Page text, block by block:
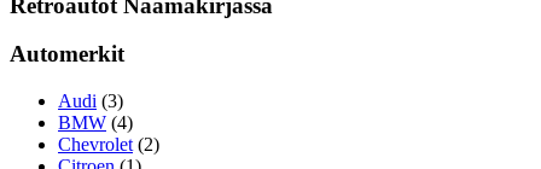
Automerkit
Audi (3)
BMW (4)
Chevrolet (2)